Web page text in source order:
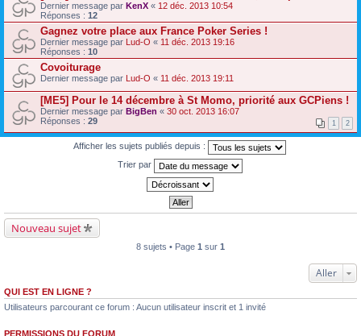
Dernier message par KenX « 12 déc. 2013 10:54
Réponses : 12
Gagnez votre place aux France Poker Series !
Dernier message par Lud-O « 11 déc. 2013 19:16
Réponses : 10
Covoiturage
Dernier message par Lud-O « 11 déc. 2013 19:11
[ME5] Pour le 14 décembre à St Momo, priorité aux GCPiens !
Dernier message par BigBen « 30 oct. 2013 16:07
Réponses : 29 1 2
Afficher les sujets publiés depuis :
Trier par
Nouveau sujet
8 sujets • Page 1 sur 1
Aller
QUI EST EN LIGNE ?
Utilisateurs parcourant ce forum : Aucun utilisateur inscrit et 1 invité
PERMISSIONS DU FORUM